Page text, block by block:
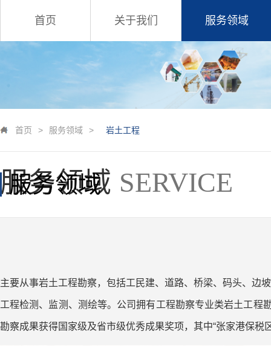
首页 关于我们 服务领域
服务领域 SERVICE
首页 > 服务领域 > 岩土工程
服务领域
主要从事岩土工程勘察，包括工民建、道路、桥梁、码头、边
工程检测、监测、测绘等。公司拥有工程勘察专业类岩土工
勘察成果获得国家级及省市级优秀成果奖项，其中“张家港保